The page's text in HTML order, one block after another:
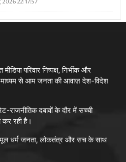
परिवार निष्पक्ष, निर्भीक और
माध्यम से आम जनता की आवाज़ देश-विदेश
दबावों के दौर में सच्ची
कर रही है।
मूल धर्म जनता, लोकतंत्र और सच के साथ